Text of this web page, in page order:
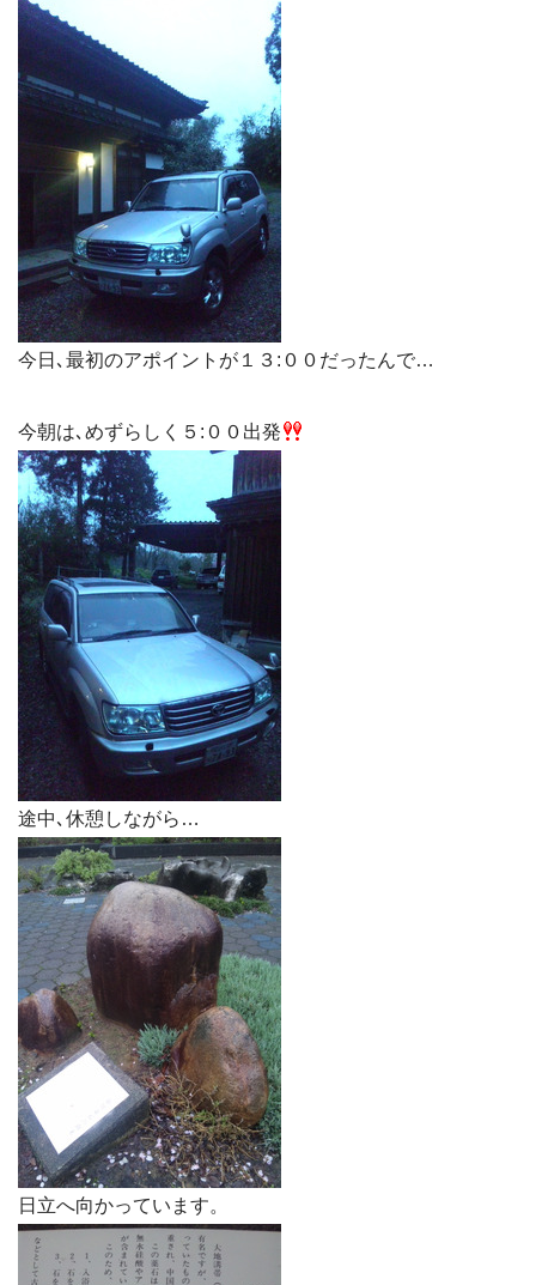
今日､最初のアポイントが１３:００だったんで…
今朝は､めずらしく５:００出発
途中､休憩しながら…
日立へ向かっています。